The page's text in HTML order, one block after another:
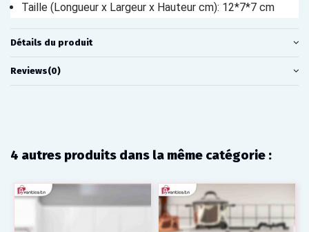
Taille (Longueur x Largeur x Hauteur cm): 12*7*7 cm
Détails du produit
Reviews(0)
4 autres produits dans la même catégorie :